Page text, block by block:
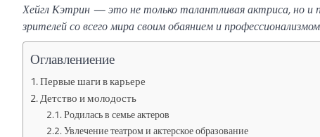
Хейгл Кэтрин — это не только талантливая актриса, но и
зрителей со всего мира своим обаянием и
Оглавлениение
Первые шаги в карьере
Детство и молодость
Родилась в семье актеров
Увлечение театром и актерское образование